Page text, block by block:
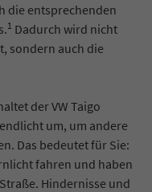
die entsprechenden
1 Dadurch wird nicht
sondern auch die
der VW Taigo
um, um andere
Das bedeutet für Sie:
fahren und haben
Hindernisse und